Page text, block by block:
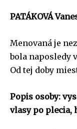
PATÁKOVÁ
Menovaná je
bola naposledy
Od tej doby
Popis osoby:
vlasy po plecia,